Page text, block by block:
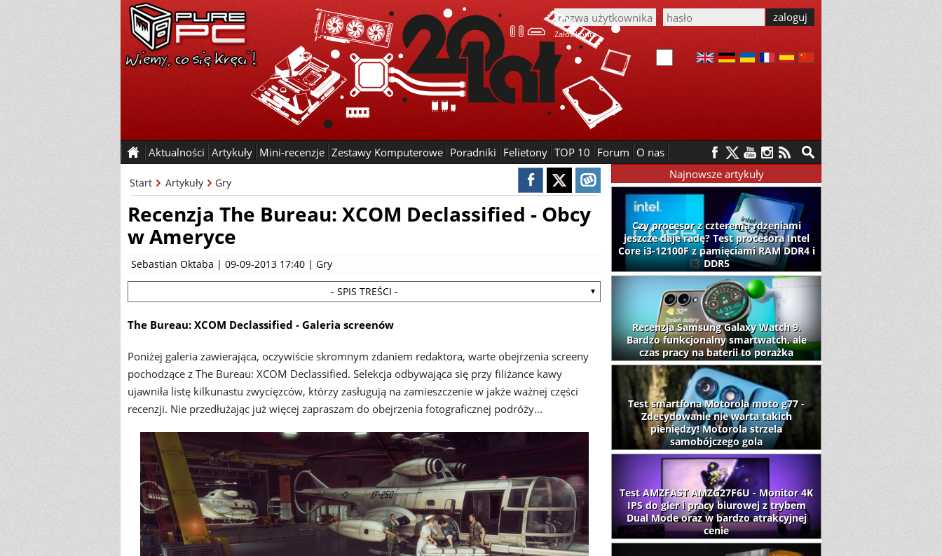
Załóż konto
Aktualności Artykuły Mini-recenzje Zestawy Komputerowe Poradniki Felietony TOP 10 Forum O nas
Start Artykuły Gry
Recenzja The Bureau: XCOM Declassified - Obcy
w Ameryce
Sebastian Oktaba | 09-09-2013 17:40 | Gry
- SPIS TREŚCI -
The Bureau: XCOM Declassified - Galeria screenów
Poniżej galeria zawierająca, oczywiście skromnym zdaniem redaktora, warte obejrzenia screeny
pochodzące z The Bureau: XCOM Declassified. Selekcja odbywająca się przy filiżance kawy
ujawniła listę kilkunastu zwycięzców, którzy zasługują na zamieszczenie w jakże ważnej części
recenzji. Nie przedłużając już więcej zapraszam do obejrzenia fotograficznej podróży...
Najnowsze artykuły
Czy procesor z czterema rdzeniami
jeszcze daje radę? Test procesora Intel
Core i3-12100F z pamięciami RAM DDR4 i
DDR5
Recenzja Samsung Galaxy Watch 9.
Bardzo funkcjonalny smartwatch, ale
czas pracy na baterii to porażka
Test smartfona Motorola moto g77 -
Zdecydowanie nie warta takich
pieniędzy! Motorola strzela
samobójczego gola
Test AMZFAST AMZG27F6U - Monitor 4K
IPS do gier i pracy biurowej z trybem
Dual Mode oraz w bardzo atrakcyjnej
cenie